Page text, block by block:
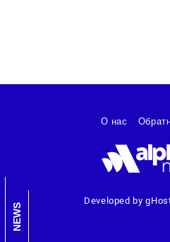
NEWS
Developed by
О нас